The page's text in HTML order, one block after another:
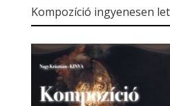
Kompozíció ingyenesen